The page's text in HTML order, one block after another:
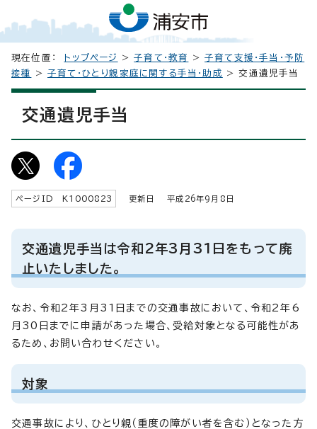
現在位置： トップページ >子育て・教育 >子育て支援・手当・予防
接種
>子育て・ひとり親家庭に関する手当・助成 > 交通遺児手当
交通遺児手当
ページID K 1000823 更新日 平成 26年9月8日
交通遺児手当は令和2年3月31日をもって廃
止いたしました。
なお、令和2年3月31日までの交通事故において、令和2年6
月30日までに申請があった場合、受給対象となる可能性があ
るため、お問い合わせください。
対象
交通事故により、ひとり親（重度の障がい者を含む）となった方